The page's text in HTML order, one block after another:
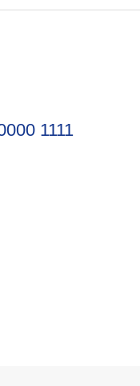
1111